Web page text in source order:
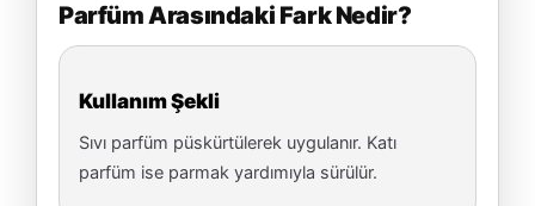
Parfüm Arasındaki Fark Nedir?
Kullanım Şekli
Sıvı parfüm püskürtülerek uygulanır. Katı
parfüm ise parmak yardımıyla sürülür.